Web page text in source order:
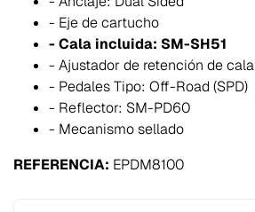
- Eje de cartucho
- Cala incluida: SM-SH51
- Ajustador de retención de cala
- Pedales Tipo: Off-Road (SPD)
- Reflector: SM-PD60
- Mecanismo sellado
REFERENCIA: EPDM8100